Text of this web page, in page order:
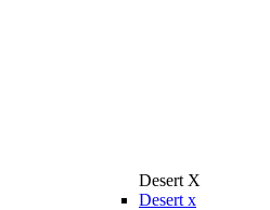
Desert X
Desert x